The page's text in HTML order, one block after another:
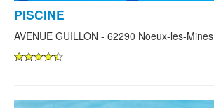
PISCINE
AVENUE GUILLON - 62290 Noeux-les-Mines